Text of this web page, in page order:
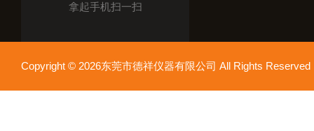
拿起手机扫一扫
Copyright © 2026东莞市德祥仪器有限公司 All Rights